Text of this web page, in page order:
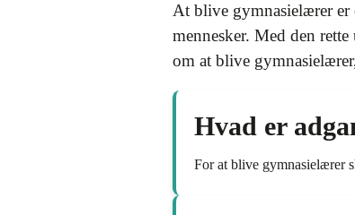
At blive gymnasielærer er
mennesker. Med den
om at blive
Hvad er
For at blive gymnasielærer